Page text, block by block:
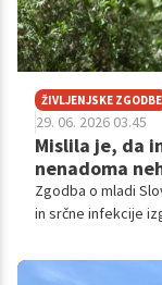
ŽIVLJENJSKE ZGODBE
29. 06. 2026 03.45
Mislila je, da
nenadoma
Zgodba o mladi
in srčne infekcije